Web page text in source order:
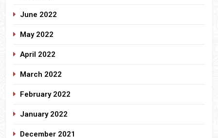
June 2022
May 2022
April 2022
March 2022
February 2022
January 2022
December 2021